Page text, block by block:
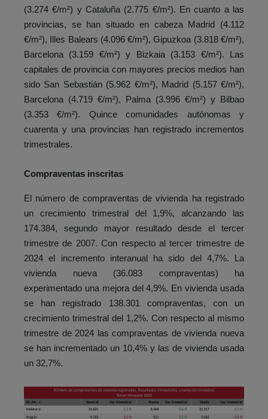
(3.274 €/m²) y Cataluña (2.775 €/m²). En cuanto a las
provincias, se han situado en cabeza Madrid (4.112
€/m²), Illes Balears (4.096 €/m²), Gipuzkoa (3.818 €/m²),
Barcelona (3.159 €/m²) y Bizkaia (3.153 €/m²). Las
capitales de provincia con mayores precios medios han
sido San Sebastián (5.962 €/m²), Madrid (5.157 €/m²),
Barcelona (4.719 €/m²), Palma (3.996 €/m²) y Bilbao
(3.353 €/m²). Quince comunidades autónomas y
cuarenta y una provincias han registrado incrementos
trimestrales.
Compraventas inscritas
El número de compraventas de vivienda ha registrado
un crecimiento trimestral del 1,9%, alcanzando las
174.384, segundo mayor resultado desde el tercer
trimestre de 2007. Con respecto al tercer trimestre de
2024 el incremento interanual ha sido del 4,7%.
La
vivienda nueva (36.083 compraventas) ha
experimentado una mejora del 4,9%. En vivienda usada
se han registrado 138.301 compraventas, con un
crecimiento trimestral del 1,2%. Con respecto al mismo
trimestre de 2024 las compraventas de vivienda nueva
se han incrementado un 10,4% y las de vivienda usada
un 32,7%.